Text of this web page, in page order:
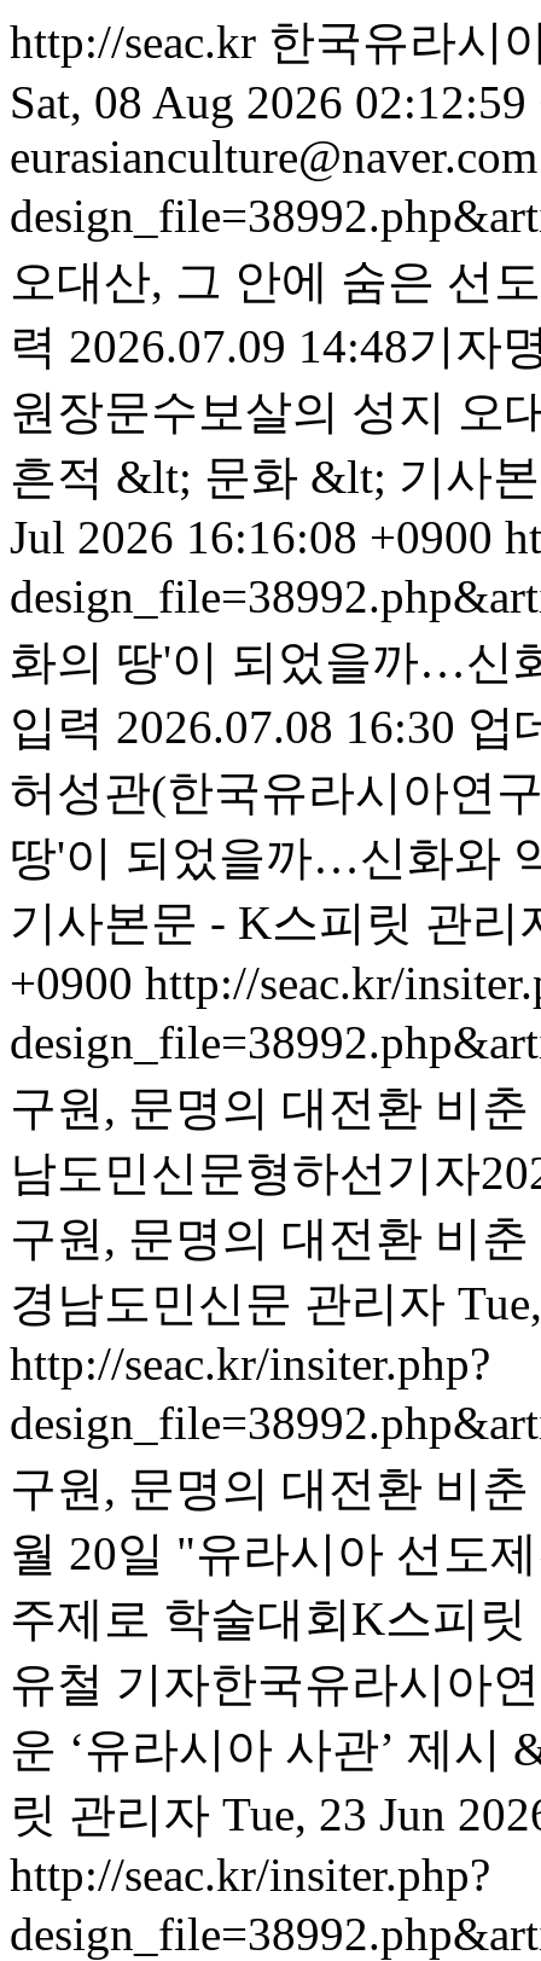
http://seac.kr 한국유라시
Sat, 08 Aug 2026 02:12:59
eurasianculture@naver.com
오대산, 그 안에 숨은 선
력 2026.07.09 14:48기
원장문수보살의 성지 오
흔적 &lt; 문화 &lt; 기사
Jul 2026 16:16:08 +0900
화의 땅'이 되었을까…신
입력 2026.07.08 16:30
허성관(한국유라시아연
땅'이 되었을까…신화와
기사본문 - K스피릿 관리
+0900 http://seac.kr/
구원, 문명의 대전환 비
남도민신문형하선기자
구원, 문명의 대전환 비
경남도민신문 관리자
http://seac.kr/insiter.php?
구원, 문명의 대전환 비
월 20일 "유라시아 선도
주제로 학술대회K스피릿
유철 기자한국유라시아
운 ‘유라시아 사관’ 제
릿 관리자 Tue, 23 Jun
http://seac.kr/insiter.php?